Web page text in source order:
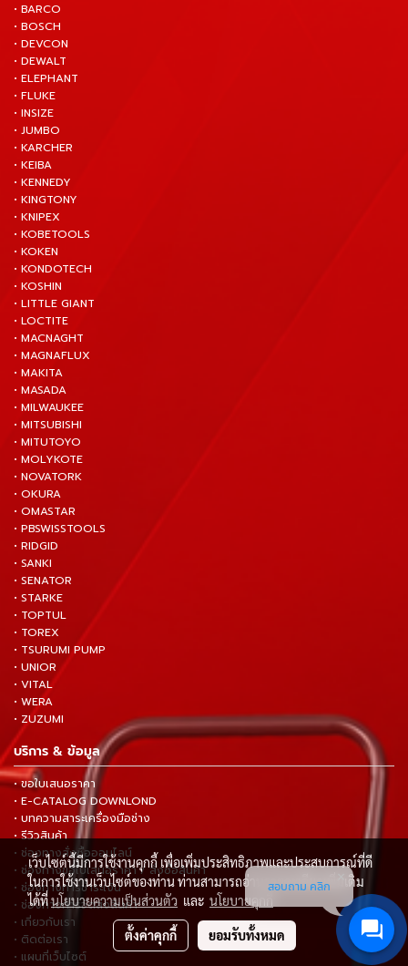
• BARCO
• BOSCH
• DEVCON
• DEWALT
• ELEPHANT
• FLUKE
• INSIZE
• JUMBO
• KARCHER
• KEIBA
• KENNEDY
• KINGTONY
• KNIPEX
• KOBETOOLS
• KOKEN
• KONDOTECH
• KOSHIN
• LITTLE GIANT
• LOCTITE
• MACNAGHT
• MAGNAFLUX
• MAKITA
• MASADA
• MILWAUKEE
• MITSUBISHI
• MITUTOYO
• MOLYKOTE
• NOVATORK
• OKURA
• OMASTAR
• PBSWISSTOOLS
• RIDGID
• SANKI
• SENATOR
• STARKE
• TOPTUL
• TOREX
• TSURUMI PUMP
• UNIOR
• VITAL
• WERA
• ZUZUMI
บริการ & ข้อมูล
• ขอใบเสนอราคา
• E-CATALOG DOWNLOND
• บทความสาระเครื่องมือช่าง
• รีวิวสินค้า
• ช่องทางสั่งซื้อออนไลน์
• ช่องทางขอใบเสนอราคา / สั่งซื้อสินค้า
• ช่องทางการชำระเงิน
• ช่องทางการจัดส่งสินค้า
• เกี่ยวกับเรา
• ติดต่อเรา
• แผนที่เว็บไซต์
เว็บไซต์นี้มีการใช้งานคุกกี้ เพื่อเพิ่มประสิทธิภาพและประสบการณ์ที่ดี
ในการใช้งานเว็บไซต์ของท่าน ท่านสามารถอ่านรายละเอียดเพิ่มเติม
ได้ที่นโยบายความเป็นส่วนตัว และ นโยบายคุกกี้
ตั้งค่าคุกกี้ ยอมรับทั้งหมด
สอบถาม คลิก